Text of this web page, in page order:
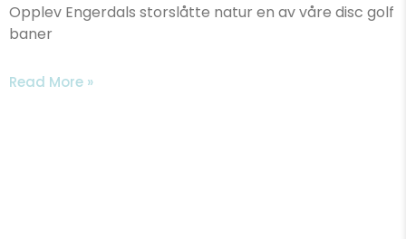
Opplev Engerdals storslåtte natur en av våre disc golf
baner
Read More »